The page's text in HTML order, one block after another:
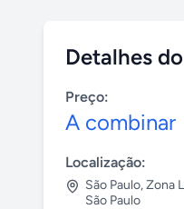
Detalhes
Preço:
A combinar
Localização:
São Paulo,Zona
São Paulo